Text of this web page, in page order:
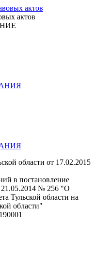
актов
области от 17.02.2015
в постановление
21.05.2014 № 256 "О
Тульской области на
области"